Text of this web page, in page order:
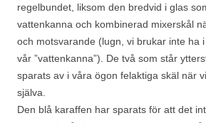
regelbundet, liksom den bredvid i glas
vattenkanna och kombinerad mixerskål
och motsvarande (lugn, vi brukar inte ha
vår ”vattenkanna”). De två som står
sparats av i våra ögon felaktiga skäl när
själva.
Den blå karaffen har sparats för att det